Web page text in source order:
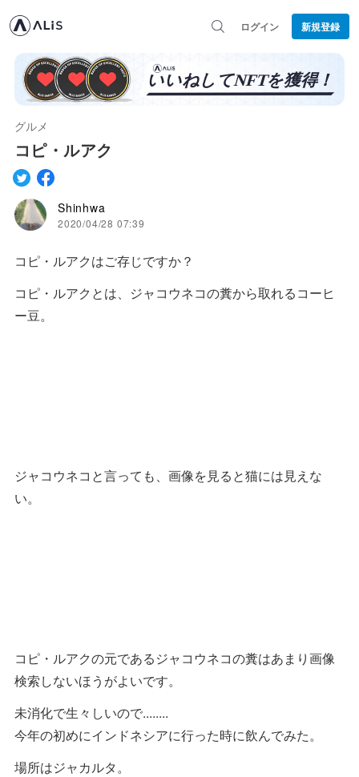
ログイン 新規登録
グルメ
コピ・ルアク
Shinhwa
2020/04/28 07:39
コピ・ルアクはご存じですか？
コピ・ルアクとは、ジャコウネコの糞から取れるコーヒ
ー豆。
ジャコウネコと言っても、画像を見ると猫には見えな
い。
コピ・ルアクの元であるジャコウネコの糞はあまり画像
検索しないほうがよいです。
未消化で生々しいので........
今年の初めにインドネシアに行った時に飲んでみた。
場所はジャカルタ。